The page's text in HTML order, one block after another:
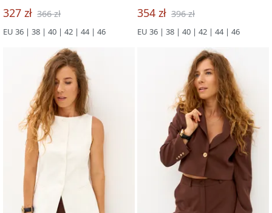
327 zł 366 zł
EU 36 | 38 | 40 | 42 | 44 | 46
354 zł 396 zł
EU 36 | 38 | 40 | 42 | 44 | 46